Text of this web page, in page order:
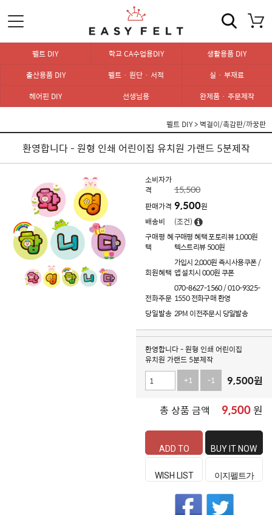
펠트 DIY 학교 CA수업용DIY
생활용품 DIY
출산용품 DIY
펠트 · 원단 · 서적
실 · 부재료
헤어핀 DIY
선생님용 완제품 · 주문제작
펠트 DIY> 벽걸이/촉감판/까꿍판
환영합니다 - 원형 인쇄 어린이집 유치원 가랜드 5분제작
소비자가
격
15,500
판매가격 9,500원
배송비
(조건)
구매평 혜
택
구매평 혜택 포토리뷰 1,000원
텍스트리뷰 500원
회원혜택
가입시 2,000원 즉시사용쿠폰 /
앱 설치시 000원 쿠폰
전화주문
070-8627-1560 / 010-9325-
1550 전화구매 환영
당일발송 2PM 이전주문시 당일발송
환영합니다 - 원형 인쇄 어린이집
유치원 가랜드 5분제작
+1
-1 9,500원
총 상품 금액
9,500원
ADD TO
CART
BUY IT NOW
WISH LIST 이지펠트가
좋은 이유